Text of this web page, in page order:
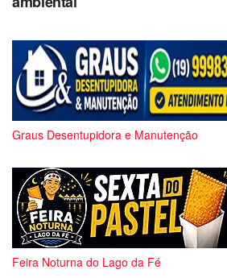
Graus Desentupidora e Manutenção
Feira Noturna do Lago da Fé